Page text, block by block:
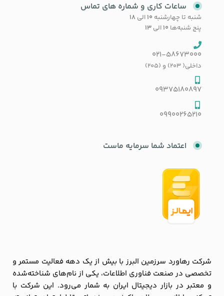
ساعات کاری و شماره های تماس
شنبه تا چهارشنبه ۱۰ الی ۱۸
پنج شنبه‌ها ۱۰ الی ۱۳
021-58673000
داخلی( 203) و (205)
09375180897
09900265210
اعتماد شما سرمایه ماست
شرکت رهاورد سرزمین البرز با بیش از یک دهه فعالیت مستمر و
تخصصی در صنعت فناوری اطلاعات، یکی از نام‌های شناخته‌شده
و معتبر در بازار دیجیتال ایران به شمار می‌رود. این شرکت با